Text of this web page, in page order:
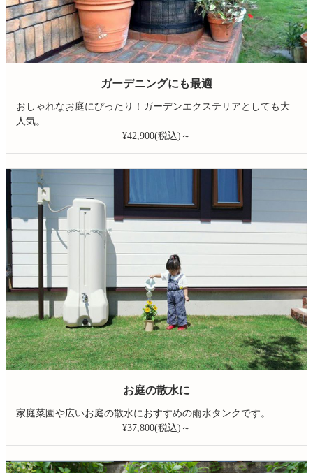
ガーデニングにも最適
おしゃれなお庭にぴったり！ガーデンエクステリアとしても大
人気。
¥42,900(税込)～
お庭の散水に
家庭菜園や広いお庭の散水におすすめの雨水タンクです。
¥37,800(税込)～